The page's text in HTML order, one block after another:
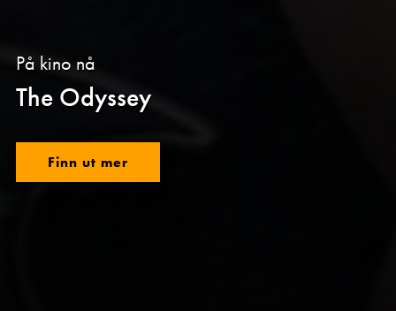
På kino nå
The Odyssey
Finn ut mer